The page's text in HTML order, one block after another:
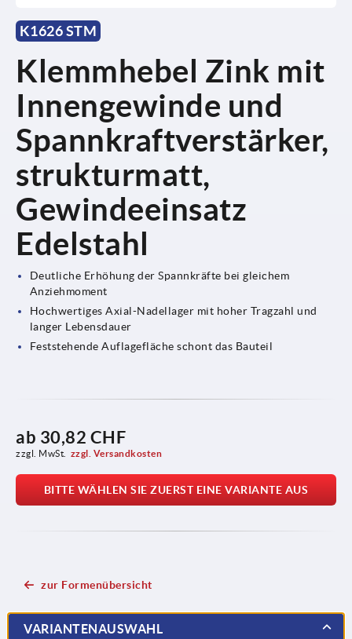
K1626 STM
Klemmhebel Zink mit
Innengewinde und
Spannkraftverstärker,
strukturmatt,
Gewindeeinsatz
Edelstahl
Deutliche Erhöhung der Spannkräfte bei gleichem
Anziehmoment
Hochwertiges Axial-Nadellager mit hoher Tragzahl und
langer Lebensdauer
Feststehende Auflagefläche schont das Bauteil
ab 30,82 CHF
zzgl. MwSt. zzgl. Versandkosten
BITTE WÄHLEN SIE ZUERST EINE VARIANTE AUS
zur Formenübersicht
VARIANTENAUSWAHL